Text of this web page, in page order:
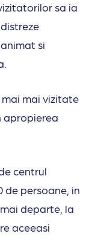
sa ia
si
mai mai vizitate
apropierea
centrul
persoane, in
departe, la
aceeasi